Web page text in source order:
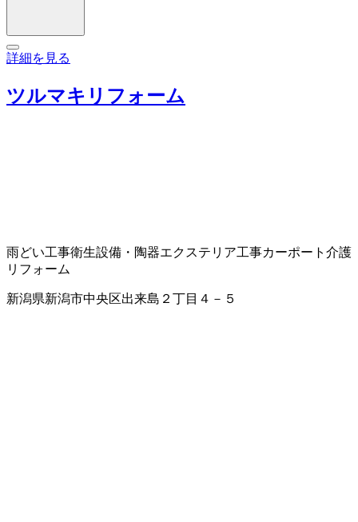
詳細を見る
ツルマキリフォーム
雨どい工事衛生設備・陶器エクステリア工事カーポート 介護
リフォーム
新潟県新潟市中央区出来島２丁目４－５